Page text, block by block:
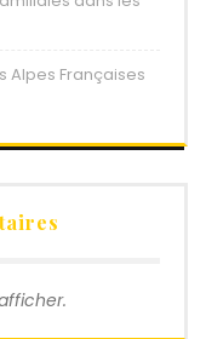
Alpes Françaises